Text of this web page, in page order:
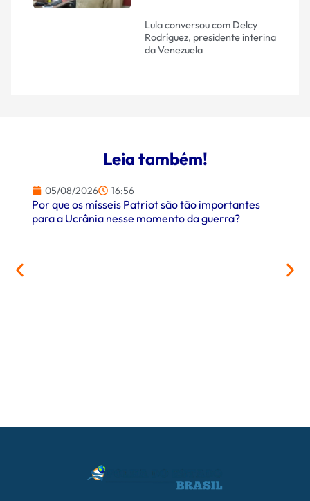
Lula conversou com Delcy
Rodríguez, presidente interina
da Venezuela
Leia também!
05/08/2026 16:56
Por que os mísseis Patriot são tão importantes
para a Ucrânia nesse momento da guerra?